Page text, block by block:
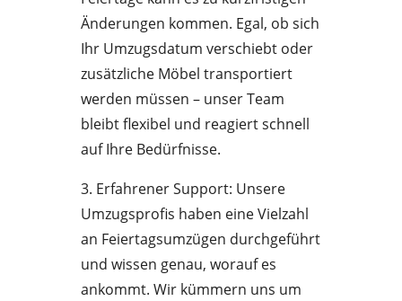
Änderungen kommen. Egal, ob sich
Ihr Umzugsdatum verschiebt oder
zusätzliche Möbel transportiert
werden müssen – unser Team
bleibt flexibel und reagiert schnell
auf Ihre Bedürfnisse.
3. Erfahrener Support: Unsere
Umzugsprofis haben eine Vielzahl
an Feiertagsumzügen durchgeführt
und wissen genau, worauf es
ankommt. Wir kümmern uns um